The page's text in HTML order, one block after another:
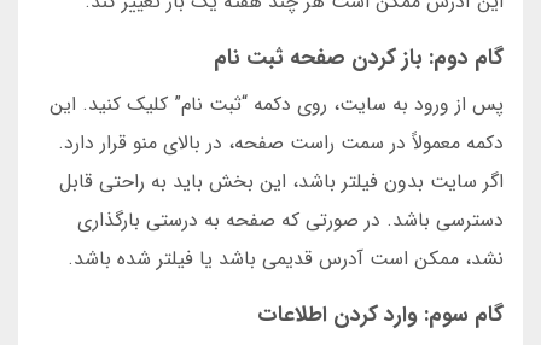
گام دوم: باز کردن صفحه ثبت نام
پس از ورود به سایت، روی دکمه “ثبت نام” کلیک کنید. این
دکمه معمولاً در سمت راست صفحه، در بالای منو قرار دارد.
اگر سایت بدون فیلتر باشد، این بخش باید به راحتی قابل
دسترسی باشد. در صورتی که صفحه به درستی بارگذاری
نشد، ممکن است آدرس قدیمی باشد یا فیلتر شده باشد.
گام سوم: وارد کردن اطلاعات